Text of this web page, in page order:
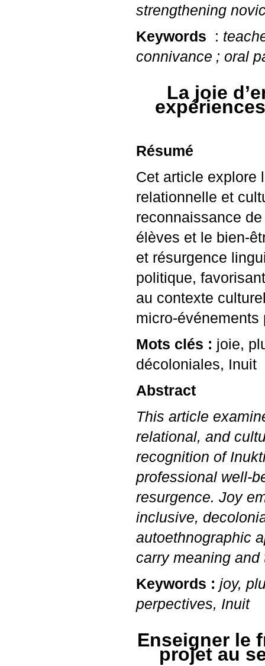
strengthening
Keywords
:
connivance ; oral
La joie
Résumé
Cet article explore
relationnelle et
reconnaissance
élèves et le bien-
et résurgence
politique,
au contexte
Mots clés : joie,
décoloniales, Inuit
Abstract
This article
relational, and
recognition of
professional well-
resurgence. Joy
inclusive,
autoethnographic
carry meaning and
Keywords : joy,
perpectives, Inuit
Enseigner le
projet au